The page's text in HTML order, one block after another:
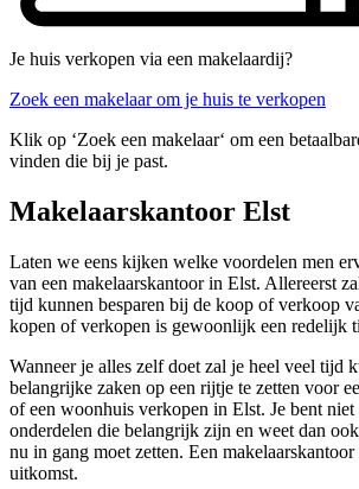
Je huis verkopen via een makelaardij?
Zoek een makelaar om je huis te verkopen
Klik op ‘Zoek een makelaar‘ om een
vinden die bij je past.
Makelaarskantoor Elst
Laten we eens kijken welke voordelen men
van een makelaarskantoor in Elst. Allereerst
tijd kunnen besparen bij de koop of verkoop
kopen of verkopen is gewoonlijk een redelijk
Wanneer je alles zelf doet zal je heel veel tijd
belangrijke zaken op een rijtje te zetten voor
of een woonhuis verkopen in Elst. Je bent niet
onderdelen die belangrijk zijn en weet dan
nu in gang moet zetten. Een
uitkomst.